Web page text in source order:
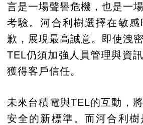
言是一場聲譽危機，也是一
考驗。河合利樹選擇在敏
歉，展現最高誠意。即使洩
TEL仍須加強人員管理與資
獲得客戶信任。
未來台積電與TEL的互動，
安全的新標準。而河合利